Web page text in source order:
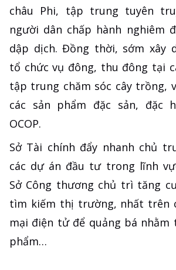
châu Phi, tập trung tuyên
người dân chấp hành nghiêm
dập dịch. Đồng thời, sớm xây
tổ chức vụ đông, thu đông tại
tập trung chăm sóc cây trồng,
các sản phẩm đặc sản, đặc
OCOP.
Sở Tài chính đẩy nhanh chủ
các dự án đầu tư trong lĩnh
Sở Công thương chủ trì tăng
tìm kiếm thị trường, nhất trên
mại điện tử để quảng bá nhằm
phẩm…